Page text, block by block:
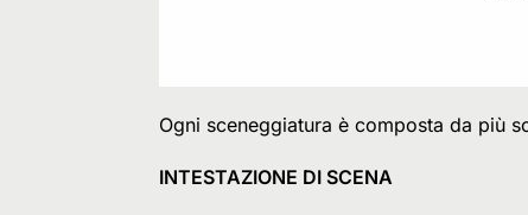
Ogni sceneggiatura è composta da più
INTESTAZIONE DI SCENA